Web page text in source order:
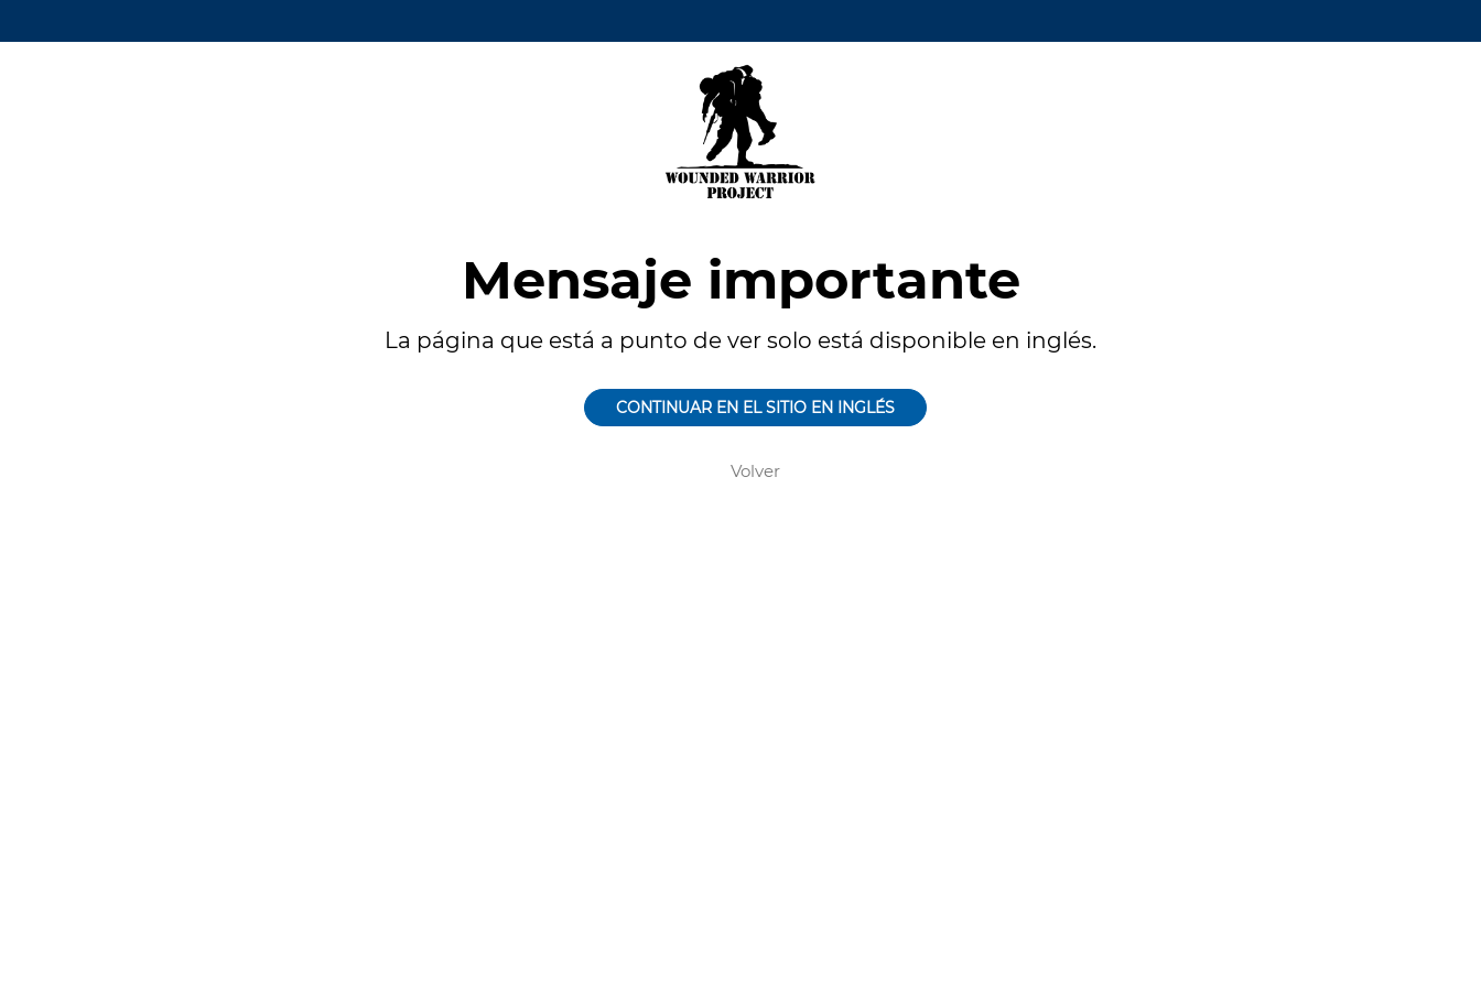
Mensaje importante
La página que está a punto de ver solo está disponible en inglés.
CONTINUAR EN EL SITIO EN INGLÉS
Volver